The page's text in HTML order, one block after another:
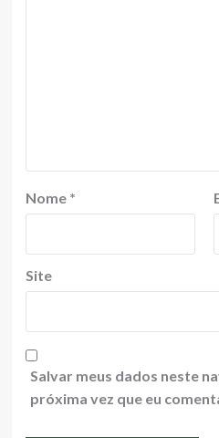
Nome *
Site
Salvar meus dados neste
próxima vez que eu